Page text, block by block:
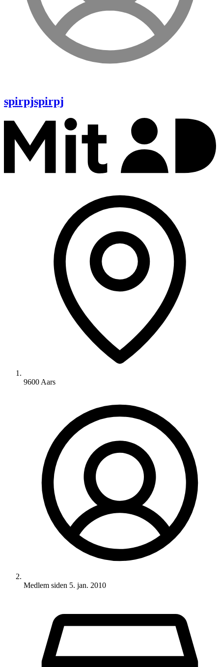
spirpjspirpj
9600 Aars
Medlem siden 5. jan. 2010